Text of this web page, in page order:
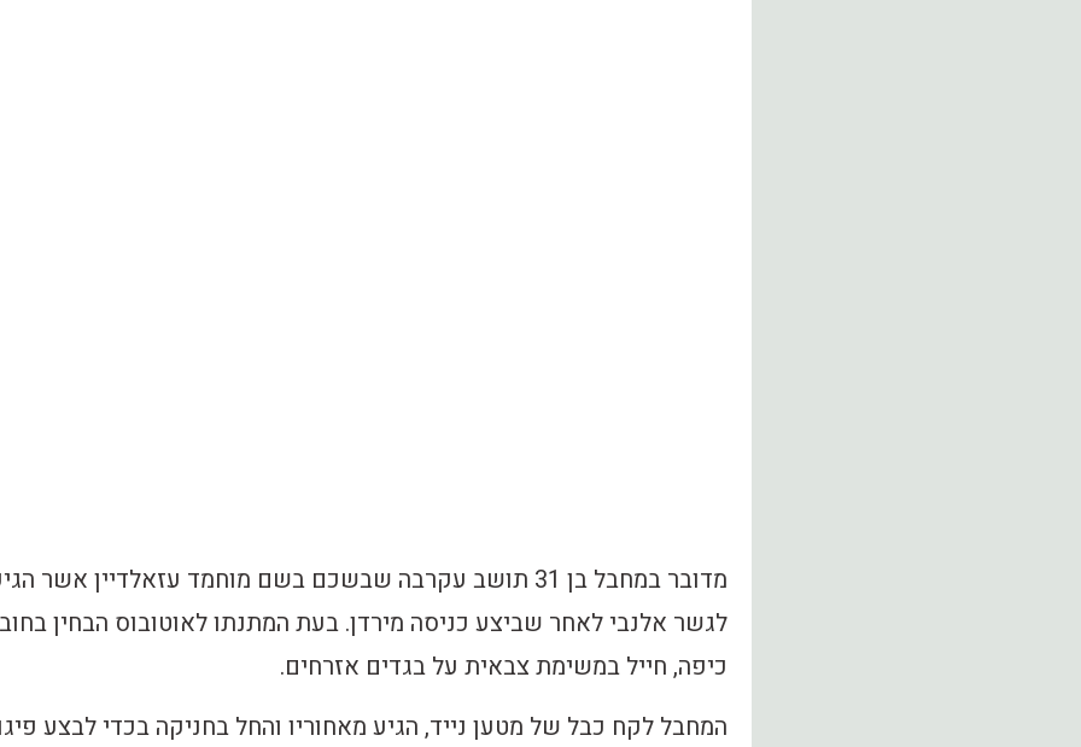
מדובר במחבל בן 31 תושב עקרבה שבשכם בשם מוחמד עזאלדיין אשר
לגשר אלנבי לאחר שביצע כניסה מירדן. בעת המתנתו לאוטובוס הבחין
כיפה, חייל במשימת צבאית על בגדים אזרחים.
המחבל לקח כבל של מטען נייד, הגיע מאחוריו והחל בחניקה בכדי לבצע